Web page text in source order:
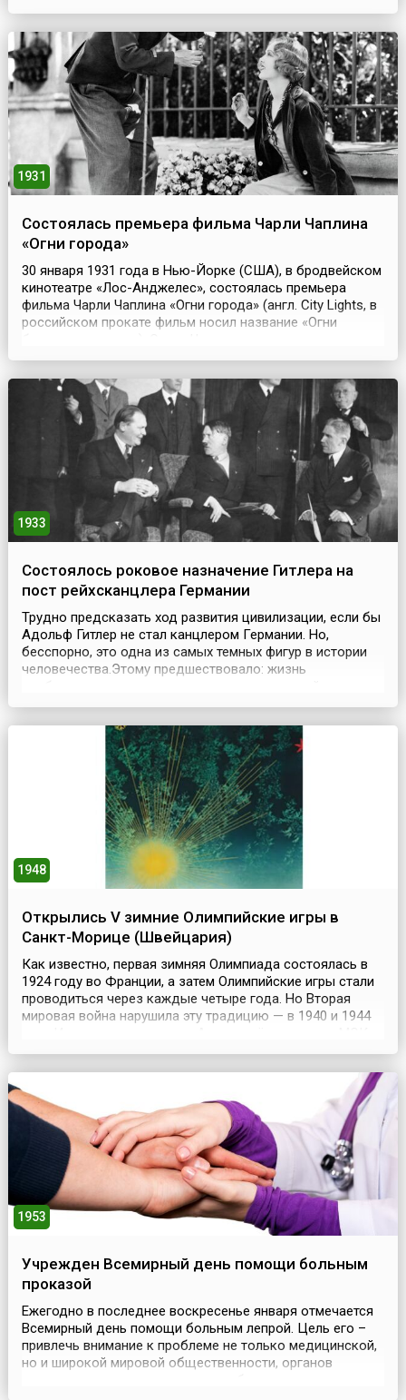
съё...
1931
Состоялась премьера фильма Чарли Чаплина
«Огни города»
30 января 1931 года в Нью-Йорке (США), в бродвейском
кинотеатре «Лос-Анджелес», состоялась премьера
фильма Чарли Чаплина «Огни города» (англ. City Lights, в
российском прокате фильм носил название «Огни
и хотя звук появился в фильмах уже в 1927 году,
композитор и режиссер, оставался верн...
1933
Состоялось роковое назначение Гитлера на
пост рейхсканцлера Германии
Трудно предсказать ход развития цивилизации, если бы
Адольф Гитлер не стал канцлером Германии. Но,
бесспорно, это одна из самых темных фигур в истории
человечества.Этому предшествовало: жизнь
пангерманизма; собрания правых партий; участие в
Гитлера началась после вступления в 1919 году в
1948
Открылись V зимние Олимпийские игры в
Санкт-Морице (Швейцария)
Как известно, первая зимняя Олимпиада состоялась в
1924 году во Франции, а затем Олимпийские игры стали
проводиться через каждые четыре года. Но Вторая
мировая война нарушила эту традицию — в 1940 и 1944
решил возобновить их проведение. Поэтому между IV
1953
Учрежден Всемирный день помощи больным
проказой
Ежегодно в последнее воскресенье января отмечается
Всемирный день помощи больным лепрой. Цель его –
привлечь внимание к проблеме не только медицинской,
но и широкой мировой общественности, органов